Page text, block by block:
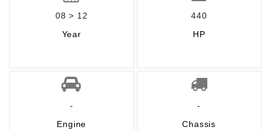
08 > 12
Year
440
HP
-
Engine
-
Chassis